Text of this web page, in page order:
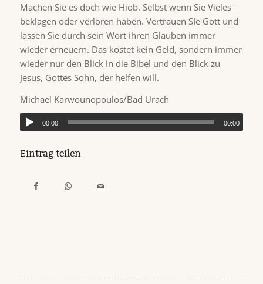
Machen Sie es doch wie Hiob. Selbst wenn Sie Vieles
beklagen oder verloren haben. Vertrauen SIe Gott und
lassen Sie durch sein Wort ihren Glauben immer
wieder erneuern. Das kostet kein Geld, sondern immer
wieder nur den Blick in die Bibel und den Blick zu
Jesus, Gottes Sohn, der helfen will.
Michael Karwounopoulos/Bad Urach
00:00 00:00
Eintrag teilen